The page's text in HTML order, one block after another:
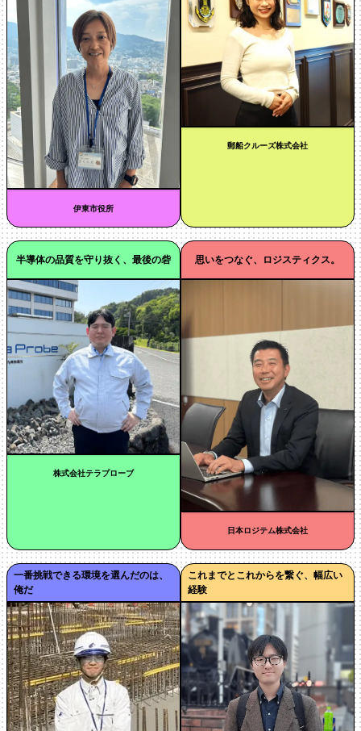
伊東市役所
郵船クルーズ株式会社
半導体の品質を守り抜く、最後の砦
株式会社テラプローブ
思いをつなぐ、ロジスティクス。
日本ロジテム株式会社
一番挑戦できる環境を選んだのは、
俺だ
これまでとこれからを繋ぐ、幅広い
経験